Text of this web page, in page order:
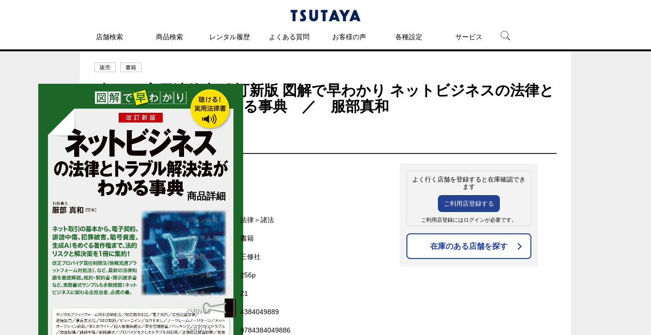
店舗検索 商品検索 レンタル履歴 よくある質問 お客様の声 各種設定 サービス
TSUTAYAプレミアムNEXT
販売 書籍
聴ける!実用法律書 改訂新版 図解で早わかり ネットビジネスの法律と
トラブル解決法がわかる事典 ／ 服部真和
発売日：2026年5月26日
商品詳細
ジャンル名 法律＞諸法
アイテム名 書籍
出版社 三修社
ページ数 256p
大きさ 21
ISBN-10 4384049889
ISBN-13 9784384049886
よく行く店舗を登録すると在庫確認でき
ます
ご利用店登録する
ご利用店登録にはログインが必要です。
在庫のある店舗を探す